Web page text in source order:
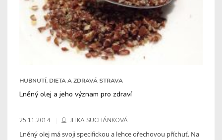
HUBNUTÍ, DIETA A ZDRAVÁ STRAVA
Lněný olej a jeho význam pro zdraví
25.11.2014 JITKA SUCHÁNKOVÁ
Lněný olej má svoji specifickou a lehce ořechovou příchuť. Na